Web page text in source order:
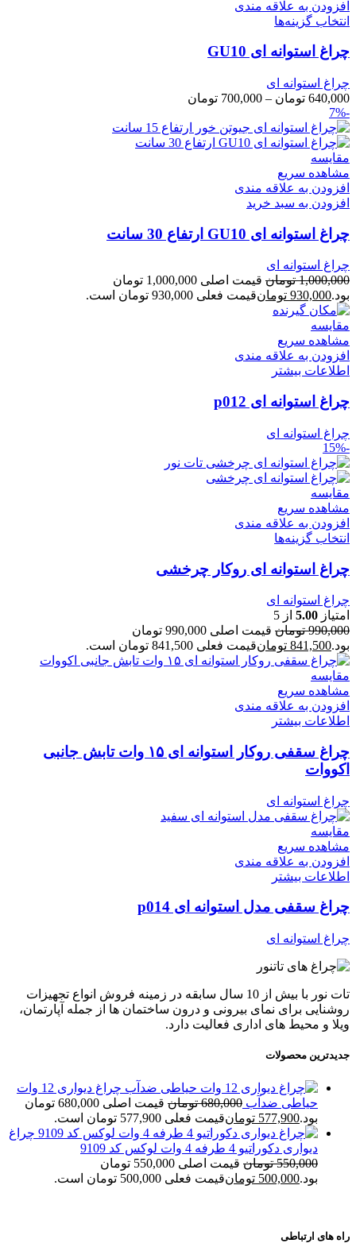
افزودن به علاقه مندی
انتخاب گزینه‌ها
چراغ استوانه ای GU10
چراغ استوانه ای
640,000 تومان –
700,000 تومان
-7%
مقایسه
مشاهده سریع
افزودن به علاقه مندی
افزودن به سبد خرید
چراغ استوانه ای GU10 ارتفاع 30 سانت
چراغ استوانه ای
1,000,000 تومان
قیمت اصلی 1,000,000 تومان
بود.930,000 تومانقیمت فعلی 930,000 تومان است.
مقایسه
مشاهده سریع
افزودن به علاقه مندی
اطلاعات بیشتر
چراغ استوانه ای p012
چراغ استوانه ای
-15%
مقایسه
مشاهده سریع
افزودن به علاقه مندی
انتخاب گزینه‌ها
چراغ استوانه ای روکار چرخشی
چراغ استوانه ای
امتیاز 5.00 از 5
990,000 تومان
قیمت اصلی 990,000 تومان
بود.841,500 تومانقیمت فعلی 841,500 تومان است.
مقایسه
مشاهده سریع
افزودن به علاقه مندی
اطلاعات بیشتر
چراغ سقفی روکار استوانه ای ۱۵ وات تابش جانبی
اکووات
چراغ استوانه ای
مقایسه
مشاهده سریع
افزودن به علاقه مندی
اطلاعات بیشتر
چراغ سقفی مدل استوانه ای p014
چراغ استوانه ای
تات نور با بیش از 10 سال سابقه در زمینه فروش انواع تجهیزات
روشنایی برای نمای بیرونی و درون ساختمان ها از جمله آپارتمان،
ویلا و محیط های اداری فعالیت دارد.
جدیدترین محصولات
چراغ دیواری 12 وات
حیاطی ضدآب 680,000 تومان
قیمت اصلی 680,000 تومان
بود.577,900 تومانقیمت فعلی 577,900 تومان است.
چراغ
دیواری دکوراتیو 4 طرفه 4 وات لوکس کد 9109
550,000 تومان
قیمت اصلی 550,000 تومان
بود.500,000 تومانقیمت فعلی 500,000 تومان است.
راه های ارتباطی